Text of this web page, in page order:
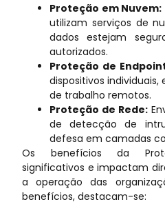
Proteção em Nuvem:
utilizam serviços de
dados estejam
autorizados.
Proteção de
dispositivos
de trabalho remotos.
Proteção de Rede:
de detecção de
defesa em camadas
Os benefícios da
significativos e impactam
a operação das
benefícios, destacam-se: